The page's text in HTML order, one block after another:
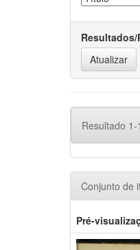
Resultados/
Resultado 1-
Conjunto de
Pré-